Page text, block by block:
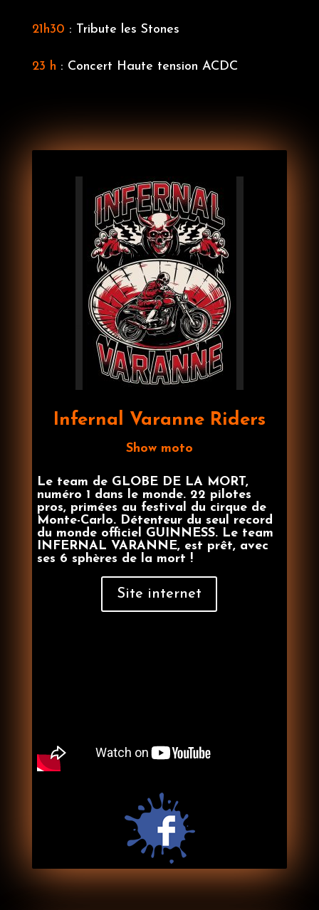
21h30 : Tribute les Stones
23 h : Concert Haute tension ACDC
Infernal Varanne Riders
Show moto
Le team de GLOBE DE LA MORT,
numéro 1 dans le monde. 22 pilotes
pros, primées au festival du cirque de
Monte-Carlo. Détenteur du seul record
du monde officiel GUINNESS. Le team
INFERNAL VARANNE, est prêt, avec
ses 6 sphères de la mort !
Site internet